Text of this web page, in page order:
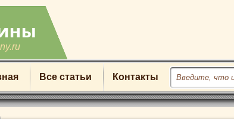
Все статьи Контакты